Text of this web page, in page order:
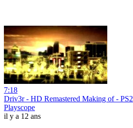
7:18
Driv3r - HD Remastered Making of - PS2
Playscope
il y a 12 ans